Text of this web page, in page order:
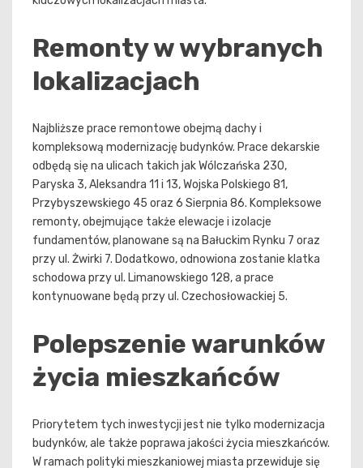
Remonty w wybranych
lokalizacjach
Najbliższe prace remontowe obejmą dachy i
kompleksową modernizację budynków. Prace dekarskie
odbędą się na ulicach takich jak Wólczańska 230,
Paryska 3, Aleksandra 11 i 13, Wojska Polskiego 81,
Przybyszewskiego 45 oraz 6 Sierpnia 86. Kompleksowe
remonty, obejmujące także elewacje i izolacje
fundamentów, planowane są na Bałuckim Rynku 7 oraz
przy ul. Żwirki 7. Dodatkowo, odnowiona zostanie klatka
schodowa przy ul. Limanowskiego 128, a prace
kontynuowane będą przy ul. Czechosłowackiej 5.
Polepszenie warunków
życia mieszkańców
Priorytetem tych inwestycji jest nie tylko modernizacja
budynków, ale także poprawa jakości życia mieszkańców.
W ramach polityki mieszkaniowej miasta przewiduje się